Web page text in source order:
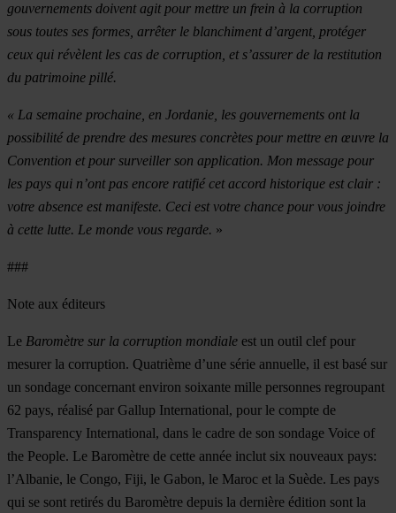
gouvernements doivent agit pour mettre un frein à la corruption
sous toutes ses formes, arrêter le blanchiment d’argent, protéger
ceux qui révèlent les cas de corruption, et s’assurer de la restitution
du patrimoine pillé.
« La semaine prochaine, en Jordanie, les gouvernements ont la
possibilité de prendre des mesures concrètes pour mettre en œuvre la
Convention et pour surveiller son application. Mon message pour
les pays qui n’ont pas encore ratifié cet accord historique est clair :
votre absence est manifeste. Ceci est votre chance pour vous joindre
à cette lutte. Le monde vous regarde. »
###
Note aux éditeurs
Le Baromètre sur la corruption mondiale est un outil clef pour
mesurer la corruption. Quatrième d’une série annuelle, il est basé sur
un sondage concernant environ soixante mille personnes regroupant
62 pays, réalisé par Gallup International, pour le compte de
Transparency International, dans le cadre de son sondage Voice of
the People. Le Baromètre de cette année inclut six nouveaux pays:
l’Albanie, le Congo, Fiji, le Gabon, le Maroc et la Suède. Les pays
qui se sont retirés du Baromètre depuis la dernière édition sont la